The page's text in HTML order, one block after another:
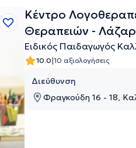
Κέντρο
Θεραπειών -
Ειδικός Παιδαγωγός
10.0|10 αξιολογήσεις
Διεύθυνση
Φραγκούδη 16 - 18,